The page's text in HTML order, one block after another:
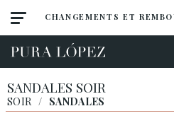
CHANGEMENTS ET
SANDALES SOIR
SOIR / SANDALES